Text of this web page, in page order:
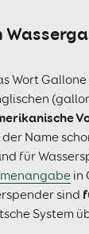
Wort
der Name
für
in
sind
System